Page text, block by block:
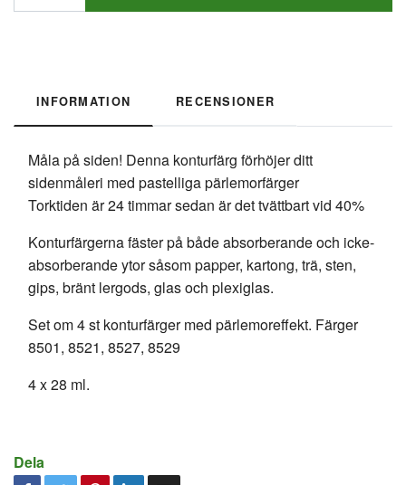
INFORMATION RECENSIONER
Måla på siden! Denna konturfärg förhöjer ditt
sidenmåleri med pastelliga pärlemorfärger
Torktiden är 24 timmar sedan är det tvättbart vid 40%
Konturfärgerna fäster på både absorberande och icke-
absorberande ytor såsom papper, kartong, trä, sten,
gips, bränt lergods, glas och plexiglas.
Set om 4 st konturfärger med pärlemoreffekt. Färger
8501, 8521, 8527, 8529
4 x 28 ml.
Dela